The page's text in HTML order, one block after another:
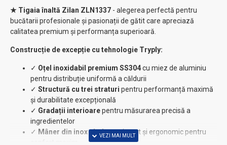
★ Tigaia înaltă Zilan ZLN1337 - alegerea perfectă pentru
bucătarii profesionale și pasionații de gătit care apreciază
calitatea premium și performanța superioară.
Construcție de excepție cu tehnologie Tryply:
✓ Oțel inoxidabil premium SS304cu miez de aluminiu
pentru distribuție uniformă a căldurii
✓ Structură cu trei straturi pentru performanță maximă
și durabilitate excepțională
✓ Gradații interioarepentru măsurarea precisă a
ingredientelor
✓ Mâner din inox nituit- rezistent și ergonomic pentru